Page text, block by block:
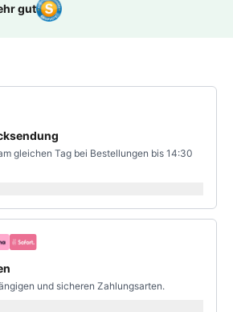
5 Sternen
gut
gleichen Tag bei Bestellungen bis 14:30
und sicheren Zahlungsarten.